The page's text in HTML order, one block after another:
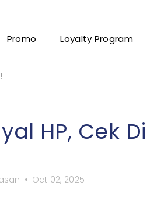
Promo Loyalty Program
HP, Cek Di
Oct 02, 2025